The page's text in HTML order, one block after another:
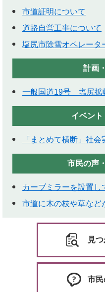
市道証明について
道路自営工事について
塩尻市除雪オペレータ
計画
一般国道19号 塩尻拡
イベン
「まとめて横断」社
市民の声
カーブミラーを設置し
市道に木の枝や草など
見
市民